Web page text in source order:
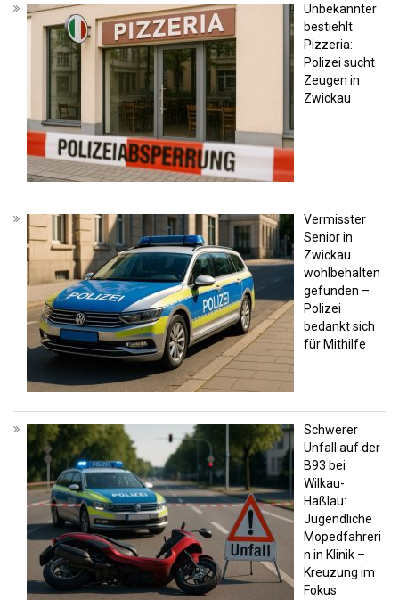
Unbekannter
bestiehlt
Pizzeria:
Polizei sucht
Zeugen in
Zwickau
Vermisster
Senior in
Zwickau
wohlbehalten
gefunden –
Polizei
bedankt sich
für Mithilfe
Schwerer
Unfall auf der
B93 bei
Wilkau-
Haßlau:
Jugendliche
Mopedfahreri
n in Klinik –
Kreuzung im
Fokus